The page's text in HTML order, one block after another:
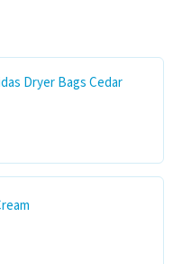
Dryer Bags Cedar